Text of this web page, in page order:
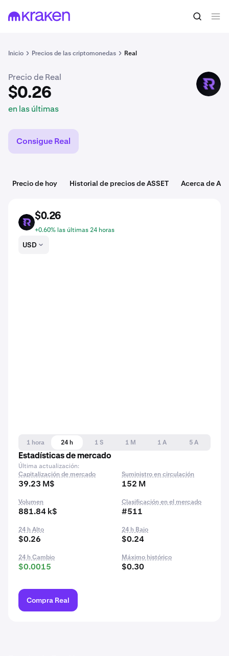
Inicio Precios de las criptomonedas Real
$0.26 Comprar ASSET
Precio de Real
$0.26
en las últimas
ASSET
Consigue Real
Precio de hoy Historial de precios de ASSET Acerca de
ASSET
$0.26
+0.60% las últimas 24 horas
USD
1 hora 24 h 1 S 1 M 1 A
5 A
Estadísticas de mercado
Última actualización:
Capitalización de mercado
39.23 M$
Suministro en circulación
152 M
Volumen
881.84 k$
Clasificación en el mercado
#511
24 h Alto
$0.26
24 h Bajo
$0.24
24 h Cambio
$0.0015
Máximo histórico
$0.30
Compra Real